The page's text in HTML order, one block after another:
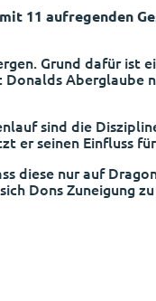
11 aufregenden
Grund dafür ist
Aberglaube
sind die
er seinen Einfluss
diese nur auf
Dons Zuneigung